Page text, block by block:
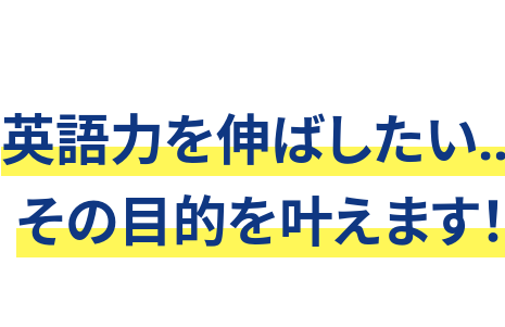
英語力を伸ばしたい
その目的を叶えます